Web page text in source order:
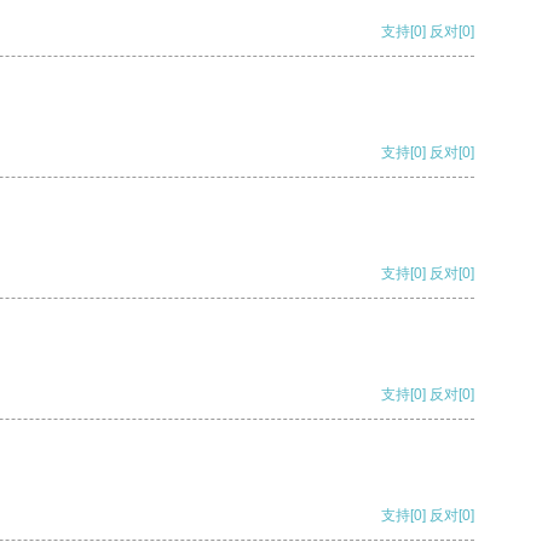
支持[0] 反对[0]
支持[0] 反对[0]
支持[0] 反对[0]
支持[0] 反对[0]
支持[0] 反对[0]